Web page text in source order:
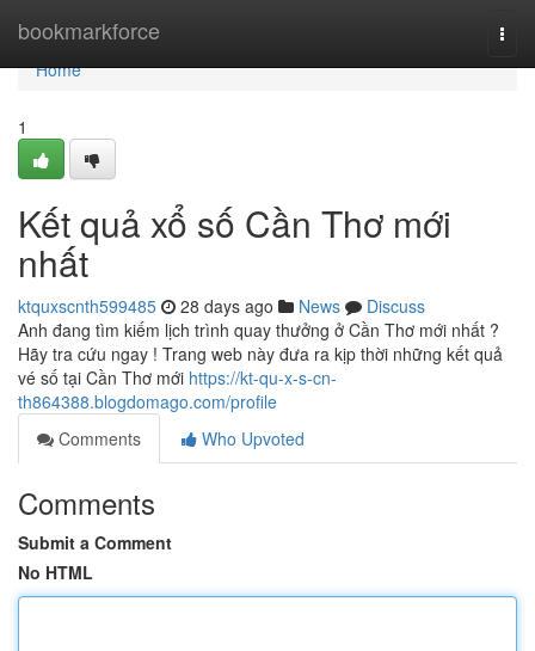
bookmarkforce
Home
Home
1
Kết quả xổ số Cần Thơ mới
nhất
ktquxscnth599485 28 days ago News
Discuss
Anh đang tìm kiếm lịch trình quay thưởng ở Cần Thơ mới nhất ?
Hãy tra cứu ngay ! Trang web này đưa ra kịp thời những kết quả
vé số tại Cần Thơ mới https://kt-qu-x-s-cn-
th864388.blogdomago.com/profile
Comments
Who Upvoted
Comments
Submit a Comment
No HTML